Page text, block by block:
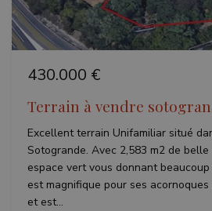
430.000 €
Terrain à vendre
Excellent terrain Unifamiliar situé
Sotogrande. Avec 2,583 m2 de
espace vert vous donnant
est magnifique pour ses
et est...